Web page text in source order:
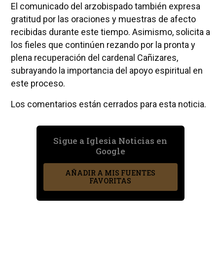
El comunicado del arzobispado también expresa
gratitud por las oraciones y muestras de afecto
recibidas durante este tiempo. Asimismo, solicita a
los fieles que continúen rezando por la pronta y
plena recuperación del cardenal Cañizares,
subrayando la importancia del apoyo espiritual en
este proceso.
Los comentarios están cerrados para esta noticia.
Sigue a Iglesia Noticias en
Google
AÑADIR A MIS FUENTES
FAVORITAS